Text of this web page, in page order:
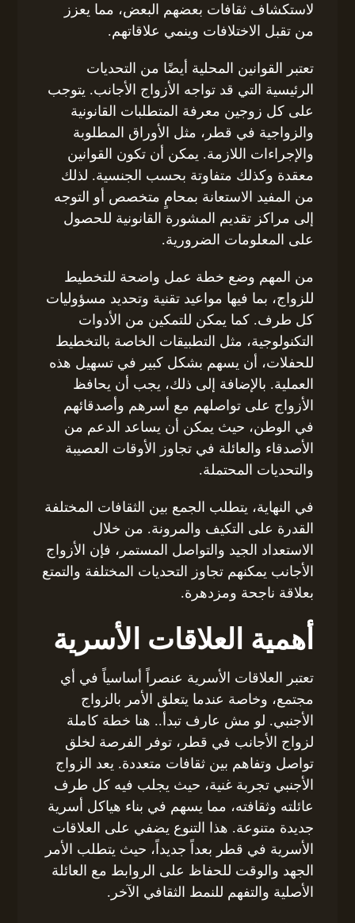
لاستكشاف ثقافات بعضهم البعض، مما يعزز
من تقبل الاختلافات وينمي علاقاتهم.
تعتبر القوانين المحلية أيضًا من التحديات
الرئيسية التي قد تواجه الأزواج الأجانب. يتوجب
على كل زوجين معرفة المتطلبات القانونية
والزواجية في قطر، مثل الأوراق المطلوبة
والإجراءات اللازمة. يمكن أن تكون القوانين
معقدة وكذلك متفاوتة بحسب الجنسية. لذلك
من المفيد الاستعانة بمحامٍ متخصص أو التوجه
إلى مراكز تقديم المشورة القانونية للحصول
على المعلومات الضرورية.
من المهم وضع خطة عمل واضحة للتخطيط
للزواج، بما فيها مواعيد تقنية وتحديد مسؤوليات
كل طرف. كما يمكن للتمكين من الأدوات
التكنولوجية، مثل التطبيقات الخاصة بالتخطيط
للحفلات، أن يسهم بشكل كبير في تسهيل هذه
العملية. بالإضافة إلى ذلك، يجب أن يحافظ
الأزواج على تواصلهم مع أسرهم وأصدقائهم
في الوطن، حيث يمكن أن يساعد الدعم من
الأصدقاء والعائلة في تجاوز الأوقات العصيبة
والتحديات المحتملة.
في النهاية، يتطلب الجمع بين الثقافات المختلفة
القدرة على التكيف والمرونة. من خلال
الاستعداد الجيد والتواصل المستمر، فإن الأزواج
الأجانب يمكنهم تجاوز التحديات المختلفة والتمتع
بعلاقة ناجحة ومزدهرة.
أهمية العلاقات الأسرية
تعتبر العلاقات الأسرية عنصراً أساسياً في أي
مجتمع، وخاصة عندما يتعلق الأمر بالزواج
الأجنبي. لو مش عارف تبدأ.. هنا خطة كاملة
لزواج الأجانب في قطر، توفر الفرصة لخلق
تواصل وتفاهم بين ثقافات متعددة. يعد الزواج
الأجنبي تجربة غنية، حيث يجلب فيه كل طرف
عائلته وثقافته، مما يسهم في بناء هياكل أسرية
جديدة متنوعة. هذا التنوع يضفي على العلاقات
الأسرية في قطر بعداً جديداً، حيث يتطلب الأمر
الجهد والوقت للحفاظ على الروابط مع العائلة
الأصلية والتفهم للنمط الثقافي الآخر.